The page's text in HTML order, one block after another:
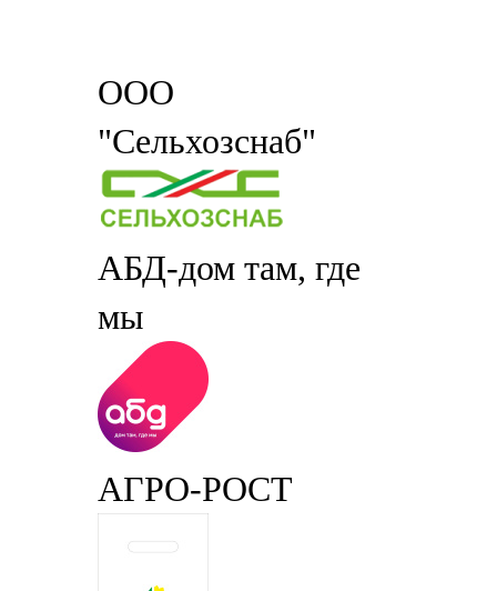
ООО
"Сельхозснаб"
АБД-дом там, где
мы
АГРО-РОСТ